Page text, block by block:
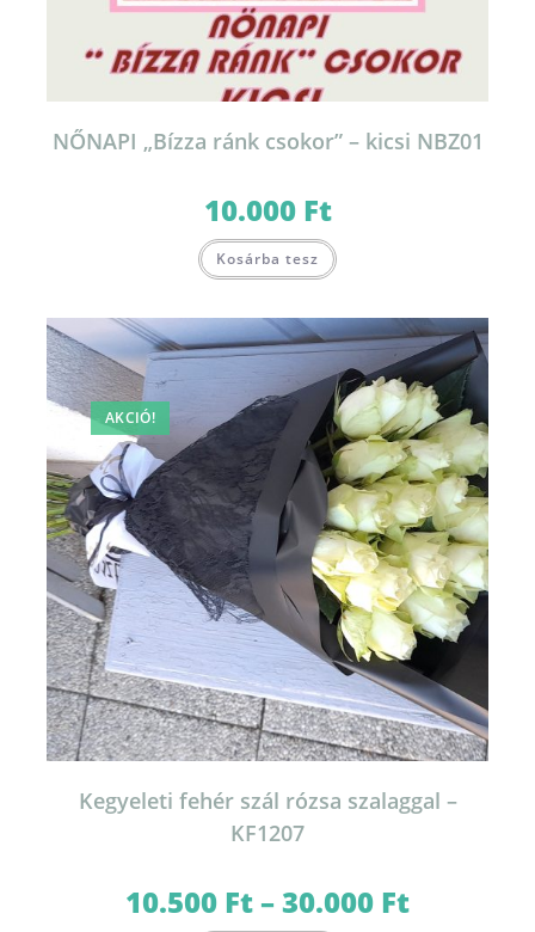
NŐNAPI „Bízza ránk csokor” – kicsi NBZ01
10.000 Ft
Kosárba tesz
AKCIÓ!
Kegyeleti fehér szál rózsa szalaggal –
KF1207
10.500 Ft–30.000 Ft10.500 Ft